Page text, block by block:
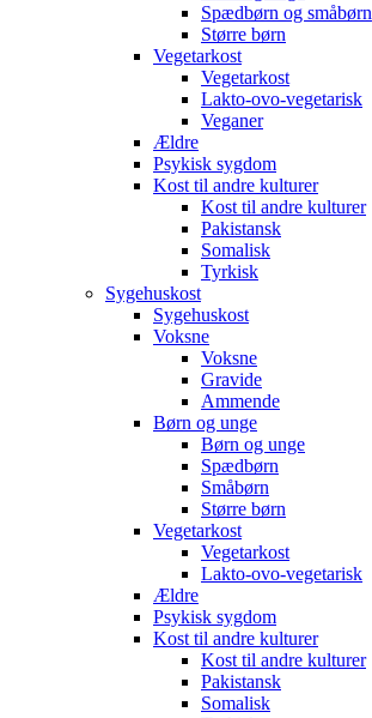
Spædbørn og småbørn
Større børn
Vegetarkost
Vegetarkost
Lakto-ovo-vegetarisk
Veganer
Ældre
Psykisk sygdom
Kost til andre kulturer
Kost til andre kulturer
Pakistansk
Somalisk
Tyrkisk
Sygehuskost
Sygehuskost
Voksne
Voksne
Gravide
Ammende
Børn og unge
Børn og unge
Spædbørn
Småbørn
Større børn
Vegetarkost
Vegetarkost
Lakto-ovo-vegetarisk
Ældre
Psykisk sygdom
Kost til andre kulturer
Kost til andre kulturer
Pakistansk
Somalisk